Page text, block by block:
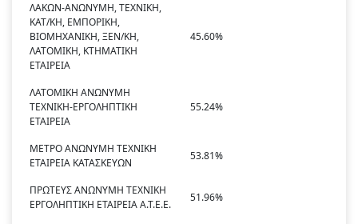
ΛΑΚΩΝ-ΑΝΩΝΥΜΗ, ΤΕΧΝΙΚΗ,
ΚΑΤ/ΚΗ, ΕΜΠΟΡΙΚΗ,
ΒΙΟΜΗΧΑΝΙΚΗ, ΞΕΝ/ΚΗ,
ΛΑΤΟΜΙΚΗ, ΚΤΗΜΑΤΙΚΗ
ΕΤΑΙΡΕΙΑ
45.60%
ΛΑΤΟΜΙΚΗ ΑΝΩΝΥΜΗ
ΤΕΧΝΙΚΗ-ΕΡΓΟΛΗΠΤΙΚΗ
ΕΤΑΙΡΕΙΑ
55.24%
ΜΕΤΡΟ ΑΝΩΝΥΜΗ ΤΕΧΝΙΚΗ
ΕΤΑΙΡΕΙΑ ΚΑΤΑΣΚΕΥΩΝ
53.81%
ΠΡΩΤΕΥΣ ΑΝΩΝΥΜΗ ΤΕΧΝΙΚΗ
ΕΡΓΟΛΗΠΤΙΚΗ ΕΤΑΙΡΕΙΑ Α.Τ.Ε.Ε.
51.96%